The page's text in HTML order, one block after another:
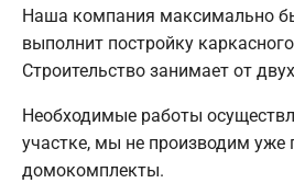
Наша компания максимально
выполнит постройку
Строительство занимает от
Необходимые работы
участке, мы не производим уже
домокомплекты.